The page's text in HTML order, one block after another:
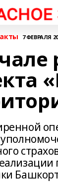
7 ФЕВРАЛЯ